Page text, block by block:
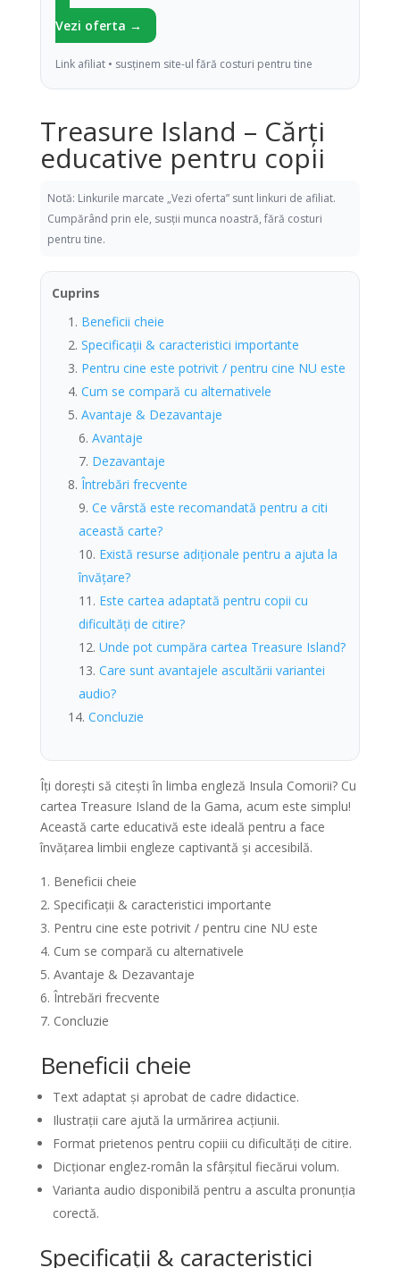
Vezi oferta →
Link afiliat • susținem site-ul fără costuri pentru tine
Treasure Island – Cărți
educative pentru copii
Notă: Linkurile marcate „Vezi oferta” sunt linkuri de afiliat.
Cumpărând prin ele, susții munca noastră, fără costuri
pentru tine.
Cuprins
Beneficii cheie
Specificații & caracteristici importante
Pentru cine este potrivit / pentru cine NU este
Cum se compară cu alternativele
Avantaje & Dezavantaje
Avantaje
Dezavantaje
Întrebări frecvente
Ce vârstă este recomandată pentru a citi
această carte?
Există resurse adiționale pentru a ajuta la
învățare?
Este cartea adaptată pentru copii cu
dificultăți de citire?
Unde pot cumpăra cartea Treasure Island?
Care sunt avantajele ascultării variantei
audio?
Concluzie
Îți dorești să citești în limba engleză Insula Comorii? Cu
cartea Treasure Island de la Gama, acum este simplu!
Această carte educativă este ideală pentru a face
învățarea limbii engleze captivantă și accesibilă.
Beneficii cheie
Specificații & caracteristici importante
Pentru cine este potrivit / pentru cine NU este
Cum se compară cu alternativele
Avantaje & Dezavantaje
Întrebări frecvente
Concluzie
Beneficii cheie
Text adaptat și aprobat de cadre didactice.
Ilustrații care ajută la urmărirea acțiunii.
Format prietenos pentru copiii cu dificultăți de citire.
Dicționar englez-român la sfârșitul fiecărui volum.
Varianta audio disponibilă pentru a asculta pronunția
corectă.
Specificații & caracteristici